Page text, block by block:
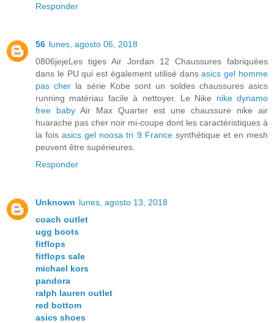
Responder
56 lunes, agosto 06, 2018
0806jejeLes tiges Air Jordan 12 Chaussures fabriquées
dans le PU qui est également utilisé dansasics gel homme
pas cher la série Kobe sont un soldes chaussures asics
running matériau facile à nettoyer. Le Nike nike dynamo
free baby Air Max Quarter est une chaussure nike air
huarache pas cher noir mi-coupe dont les caractéristiques à
la foisasics gel noosa tri 9 Francesynthétique et en mesh
peuvent être supérieures.
Responder
Unknown lunes, agosto 13, 2018
coach outlet
ugg boots
fitflops
fitflops sale
michael kors
pandora
ralph lauren outlet
red bottom
asics shoes